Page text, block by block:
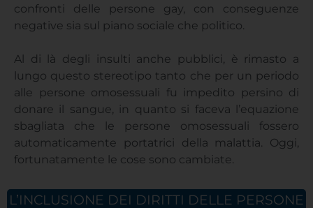
confronti delle persone gay, con conseguenze
negative sia sul piano sociale che politico.
Al di là degli insulti anche pubblici, è rimasto a
lungo questo stereotipo tanto che per un periodo
alle persone omosessuali fu impedito persino di
donare il sangue, in quanto si faceva l’equazione
sbagliata che le persone omosessuali fossero
automaticamente portatrici della malattia. Oggi,
fortunatamente le cose sono cambiate.
L’INCLUSIONE DEI DIRITTI DELLE PERSONE